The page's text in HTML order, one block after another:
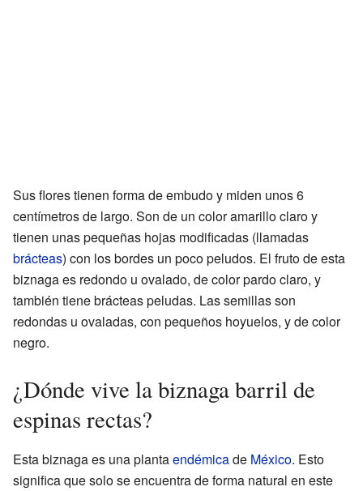
Sus flores tienen forma de embudo y miden unos 6
centímetros de largo. Son de un color amarillo claro y
tienen unas pequeñas hojas modificadas (llamadas
brácteas) con los bordes un poco peludos. El fruto de esta
biznaga es redondo u ovalado, de color pardo claro, y
también tiene brácteas peludas. Las semillas son
redondas u ovaladas, con pequeños hoyuelos, y de color
negro.
¿Dónde vive la biznaga barril de
espinas rectas?
Esta biznaga es una plantaendémicade México. Esto
significa que solo se encuentra de forma natural en este